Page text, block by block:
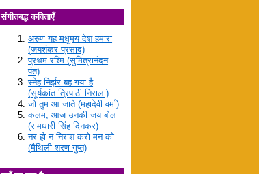
संगीतबद्ध कविताएँ
अरुण यह मधुमय देश हमारा
(जयशंकर प्रसाद)
प्रथम रश्मि (सुमित्रानंदन
पंत)
स्नेह-निर्झर बह गया है
(सूर्यकांत त्रिपाठी निराला)
जो तुम आ जाते (महादेवी वर्मा)
कलम, आज उनकी जय बोल
(रामधारी सिंह दिनकर)
नर हो न निराश करो मन को
(मैथिली शरण गुप्त)